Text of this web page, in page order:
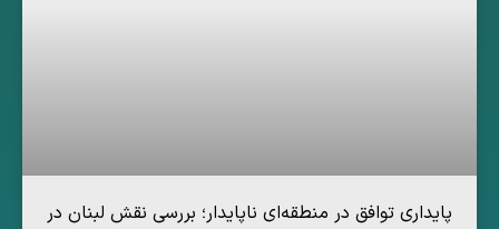
پایداری توافق در منطقه‌ای ناپایدار؛ بررسی نقش لبنان در